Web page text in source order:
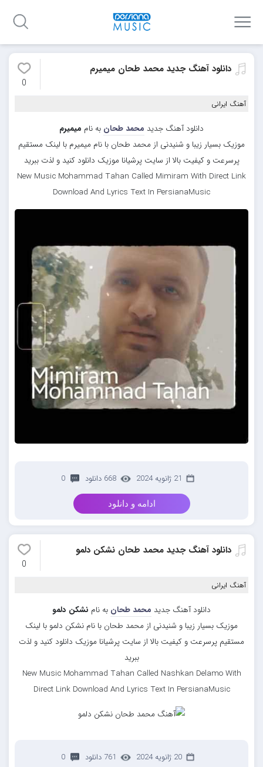
دانلود آهنگ جدید محمد طحان میمیرم
0
آهنگ ایرانی
دانلود آهنگ جدید محمد طحان به نام میمیرم
موزیک بسیار زیبا و شنیدنی از محمد طحان با نام میمیرم با لینک مستقیم
پرسرعت و کیفیت بالا از سایت پرشیانا موزیک دانلود کنید و لذت ببرید
New Music Mohammad Tahan Called Mimiram With Direct Link
Download And Lyrics Text In PersianaMusic
21 ژانویه 2024 668 دانلود 0
ادامه و دانلود
دانلود آهنگ جدید محمد طحان نشکن دلمو
0
آهنگ ایرانی
دانلود آهنگ جدید محمد طحان به نام نشکن دلمو
موزیک بسیار زیبا و شنیدنی از محمد طحان با نام نشکن دلمو با لینک
مستقیم پرسرعت و کیفیت بالا از سایت پرشیانا موزیک دانلود کنید و لذت
ببرید
New Music Mohammad Tahan Called Nashkan Delamo With
Direct Link Download And Lyrics Text In PersianaMusic
20 ژانویه 2024 761 دانلود 0